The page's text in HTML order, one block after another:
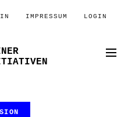
IMPRESSUM LOGIN